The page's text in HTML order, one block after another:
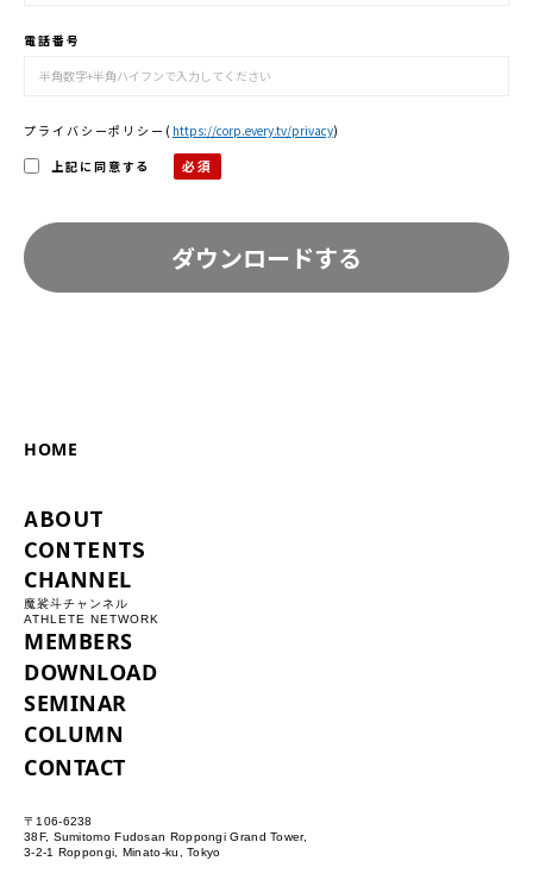
電話番号
プライバシーポリシー ( https://corp.every.tv/privacy)
上記に同意する
HOME
ABOUT
CONTENTS
CHANNEL
魔裟斗チャンネル
ATHLETE NETWORK
MEMBERS
DOWNLOAD
SEMINAR
COLUMN
CONTACT
〒106-6238
38F, Sumitomo Fudosan Roppongi Grand Tower,
3-2-1 Roppongi, Minato-ku, Tokyo